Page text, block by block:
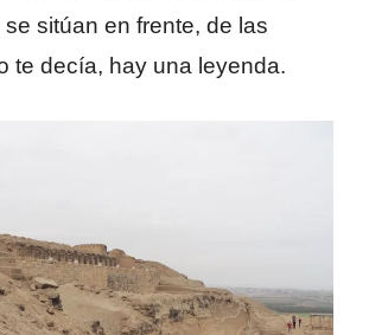
se sitúan en frente, de las
te decía, hay una leyenda.